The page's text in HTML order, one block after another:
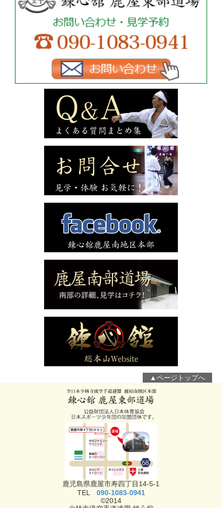
▲ページトップへ
鹿児島県鹿屋市寿四丁目14-5-1
TEL 090-1083-0941
©2014